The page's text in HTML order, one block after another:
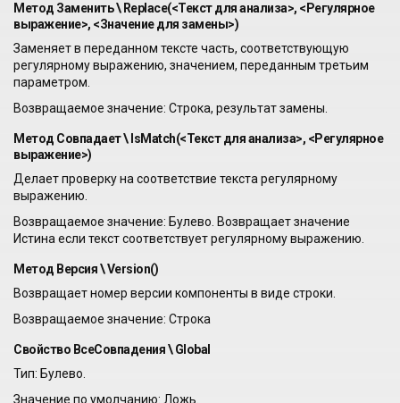
Метод Заменить \ Replace(<Текст для анализа>, <Регулярное
выражение>, <Значение для замены>)
Заменяет в переданном тексте часть, соответствующую
регулярному выражению, значением, переданным третьим
параметром.
Возвращаемое значение: Строка, результат замены.
Метод Совпадает \ IsMatch(<Текст для анализа>, <Регулярное
выражение>)
Делает проверку на соответствие текста регулярному
выражению.
Возвращаемое значение: Булево. Возвращает значение
Истина если текст соответствует регулярному выражению.
Метод Версия \ Version()
Возвращает номер версии компоненты в виде строки.
Возвращаемое значение: Строка
Свойство ВсеСовпадения \ Global
Тип: Булево.
Значение по умолчанию: Ложь.